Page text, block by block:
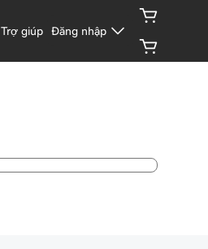
Trợ giúp Đăng nhập